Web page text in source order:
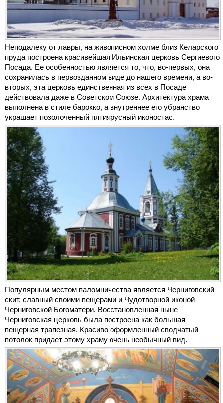
Неподалеку от лавры, на живописном холме близ Келарского
пруда построена красивейшая Ильинская церковь Сергиевого
Посада. Ее особенностью является то, что, во-первых, она
сохранилась в первозданном виде до нашего времени, а во-
вторых, эта церковь единственная из всех в Посаде
действовала даже в Советском Союзе. Архитектура храма
выполнена в стиле барокко, а внутреннее его убранство
украшает позолоченный пятиярусный иконостас.
Популярным местом паломничества является Черниговский
скит, славный своими пещерами и Чудотворной иконой
Черниговской Богоматери. Восстановленная ныне
Черниговская церковь была построена как большая
пещерная трапезная. Красиво оформленный сводчатый
потолок придает этому храму очень необычный вид.